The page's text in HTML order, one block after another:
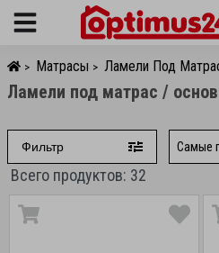
Menu
> Матрасы > Ламели Под
Ламели под матрас /
Фильтр Самые
Всего продуктов: 32